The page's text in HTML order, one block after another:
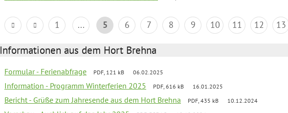
1 ... 5 6 7 8 9 10 11 12 13
Informationen aus dem Hort Brehna
Formular - Ferienabfrage PDF, 121 kB 06.02.2025
Information - Programm Winterferien 2025 PDF, 616 kB 16.01.2025
Bericht - Grüße zum Jahresende aus dem Hort Brehna PDF, 435 kB 10.12.2024